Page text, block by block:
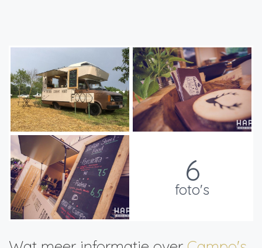
6
foto's